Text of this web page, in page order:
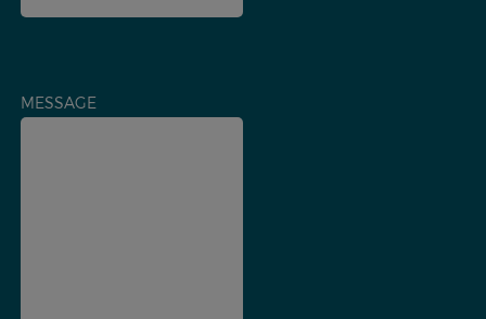
MESSAGE